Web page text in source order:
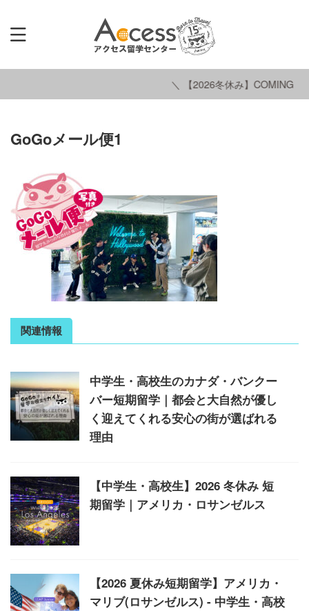
＼ 【2026冬休み】COMING
GoGoメール便1
関連情報
中学生・高校生のカナダ・バンクー
バー短期留学｜都会と大自然が優し
く迎えてくれる安心の街が選ばれる
理由
【中学生・高校生】2026 冬休み 短
期留学｜アメリカ・ロサンゼルス
【2026 夏休み短期留学】アメリカ・
マリブ(ロサンゼルス) - 中学生・高校